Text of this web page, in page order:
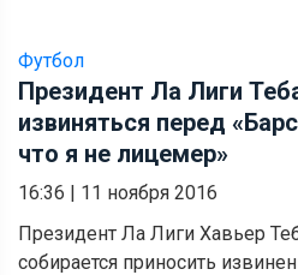
Футбол
Президент Ла Лиги
извиняться перед
что я не лицемер»
16:36 | 11 ноября 2016
Президент Ла Лиги Хавьер
собирается приносить